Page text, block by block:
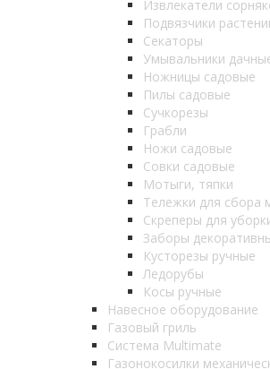
Извлекатели
Подвязчики
Секаторы
Умывальники
Ножницы садовые
Пилы садовые
Сучкорезы
Грабли
Ножи садовые
Совки садовые
Мотыги, тяпки
Тележки для сбора
Скреперы для
Заборы
Кусторезы ручные
Ледорубы
Косы ручные
Навесное оборудование
Газовый гриль
Система Multimate
Газонокосилки